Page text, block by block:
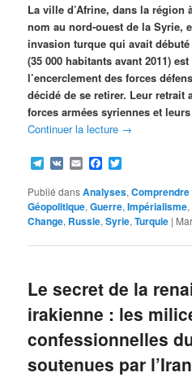
La ville d’Afrine, dans la région
nom au nord-ouest de la Syrie,
invasion turque qui avait
(35 000 habitants avant 2011)
l’encerclement des forces
décidé de se retirer. Leur retrait
forces armées syriennes et
Continuer la lecture →
Telegram
VK EmailFacebook
Publié dansAnalyses,
Géopolitique,Guerre,Impérialisme,
Change, Russie,Syrie,Turquie |
Le secret de la
irakienne : les
confessionnelles
soutenues par l’Iran